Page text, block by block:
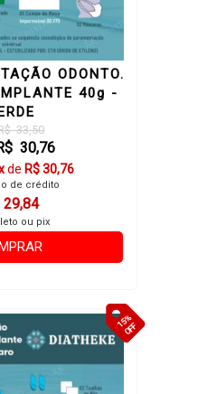
ODONTO.
40g -
33,50
30,76
de R$ 30,76
de crédito
29,84
ou pix
15%OFF